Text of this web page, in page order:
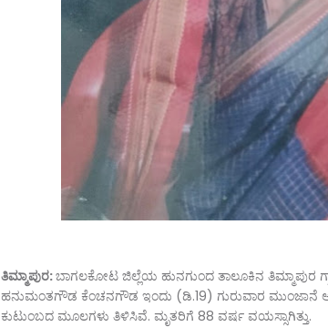
ತಿಮ್ಮಾಪುರ:ಬಾಗಲಕೋಟ ಜಿಲ್ಲೆಯ ಹುನಗುಂದ ತಾಲೂಕಿನ
ಹನುಮಂತಗೌಡ ಕೆಂಚನಗೌಡ ಇಂದು (ಡಿ.19) ಗುರುವಾರ ಮುಂಜಾನೆ
ಕುಟುಂಬದ ಮೂಲಗಳು ತಿಳಿಸಿವೆ. ಮೃತರಿಗೆ 88 ವರ್ಷ ವಯಸ್ಸಾಗಿತ್ತು.